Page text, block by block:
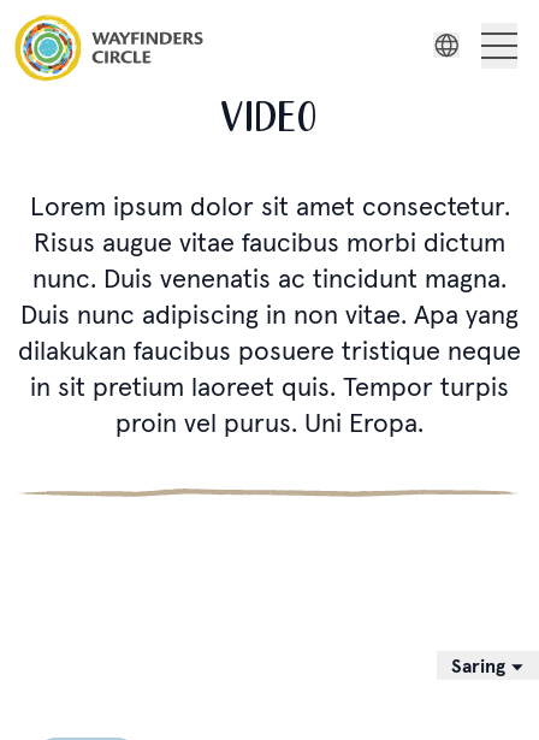
Wayfinders Circle Video
Orang Swedia
Tentang kami
Wayfinders
Stories
Sumber daya
VIDEO
Lorem ipsum dolor sit amet consectetur.
Risus augue vitae faucibus morbi dictum
nunc. Duis venenatis ac tincidunt magna.
Duis nunc adipiscing in non vitae. Apa yang
dilakukan faucibus posuere tristique neque
in sit pretium laoreet quis. Tempor turpis
proin vel purus. Uni Eropa.
Saring